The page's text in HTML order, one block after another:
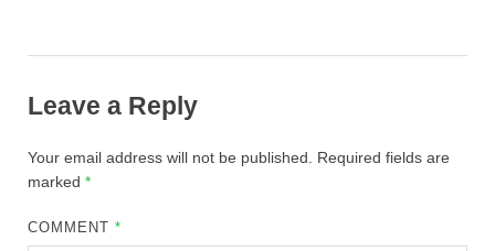
Leave a Reply
Your email address will not be published.
Required fields are
marked *
COMMENT*